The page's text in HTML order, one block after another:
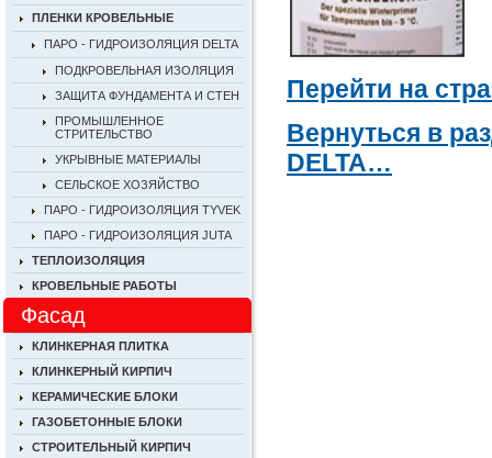
Перейти на
Вернуться в
DELTA…
ПЛЕНКИ КРОВЕЛЬНЫЕ
ПАРО - ГИДРОИЗОЛЯЦИЯ DELTA
ПОДКРОВЕЛЬНАЯ ИЗОЛЯЦИЯ
ЗАЩИТА ФУНДАМЕНТА И СТЕН
ПРОМЫШЛЕННОЕ
СТРИТЕЛЬСТВО
УКРЫВНЫЕ МАТЕРИАЛЫ
СЕЛЬСКОЕ ХОЗЯЙСТВО
ПАРО - ГИДРОИЗОЛЯЦИЯ TYVEK
ПАРО - ГИДРОИЗОЛЯЦИЯ JUTA
ТЕПЛОИЗОЛЯЦИЯ
КРОВЕЛЬНЫЕ РАБОТЫ
Фасад
КЛИНКЕРНАЯ ПЛИТКА
КЛИНКЕРНЫЙ КИРПИЧ
КЕРАМИЧЕСКИЕ БЛОКИ
ГАЗОБЕТОННЫЕ БЛОКИ
СТРОИТЕЛЬНЫЙ КИРПИЧ